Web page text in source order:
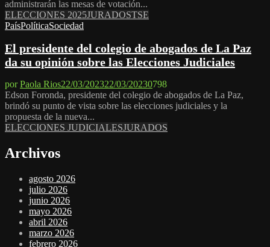
administrarán las mesas de votación...
ELECCIONES 2025JURADOSTSE
PaísPolíticaSociedad
El presidente del colegio de abogados de La Paz
da su opinión sobre las Elecciones Judiciales
porPaola Rios22/03/202322/03/20230798
Edson Foronda, presidente del colegio de abogados de La Paz,
brindó su punto de vista sobre las elecciones judiciales y la
propuesta de la nueva...
ELECCIONES JUDICIALESJURADOS
Archivos
agosto 2026
julio 2026
junio 2026
mayo 2026
abril 2026
marzo 2026
febrero 2026